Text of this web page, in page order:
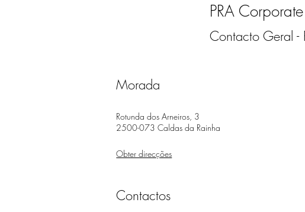
Morada
Rotunda dos Arneiros, 3
2500-073 Caldas da Rainha
Obter direcções
Contactos
PRA Corporate
Contacto Geral -